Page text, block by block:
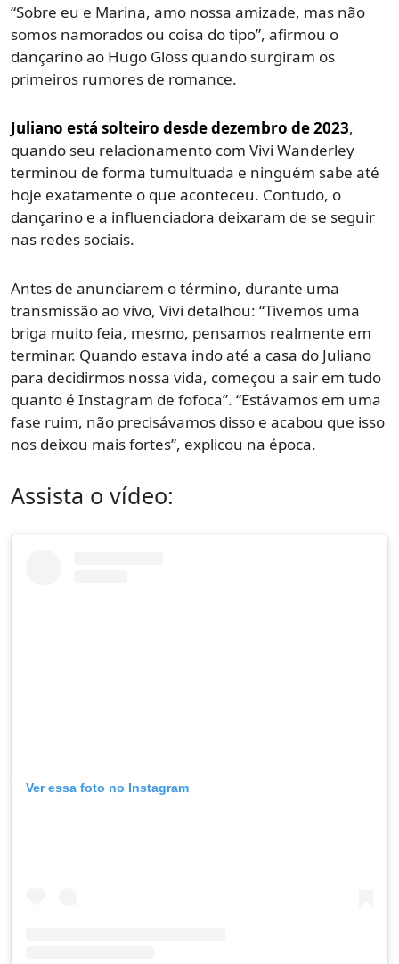
“Sobre eu e Marina, amo nossa amizade, mas não
somos namorados ou coisa do tipo”, afirmou o
dançarino ao Hugo Gloss quando surgiram os
primeiros rumores de romance.
Juliano está solteiro desde dezembro de 2023,
quando seu relacionamento com Vivi Wanderley
terminou de forma tumultuada e ninguém sabe até
hoje exatamente o que aconteceu. Contudo, o
dançarino e a influenciadora deixaram de se seguir
nas redes sociais.
Antes de anunciarem o término, durante uma
transmissão ao vivo, Vivi detalhou: “Tivemos uma
briga muito feia, mesmo, pensamos realmente em
terminar. Quando estava indo até a casa do Juliano
para decidirmos nossa vida, começou a sair em tudo
quanto é Instagram de fofoca”. “Estávamos em uma
fase ruim, não precisávamos disso e acabou que isso
nos deixou mais fortes”, explicou na época.
Assista o vídeo:
Ver essa foto no Instagram